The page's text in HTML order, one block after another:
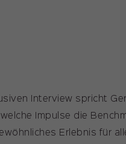
Interview spricht
Impulse die
Erlebnis für